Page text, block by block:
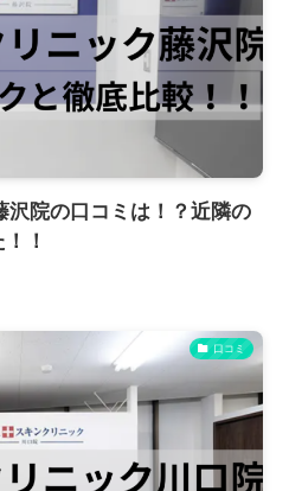
沢院の口コミは！？近隣の
！
口コミ